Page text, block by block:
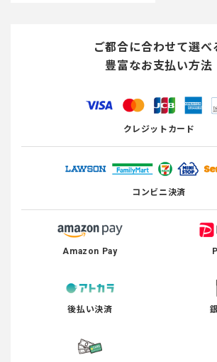
ご都合に合わせて選べ
豊富なお支払い方法
クレジットカード
コンビニ決済
Amazon Pay
後払い決済